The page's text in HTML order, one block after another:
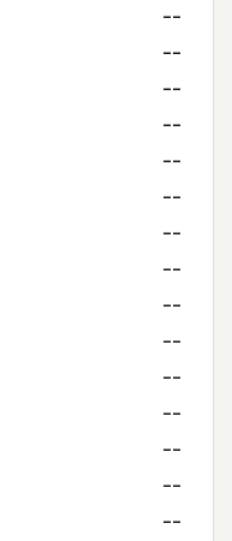
--
--
--
--
--
--
--
--
--
--
--
--
--
--
--